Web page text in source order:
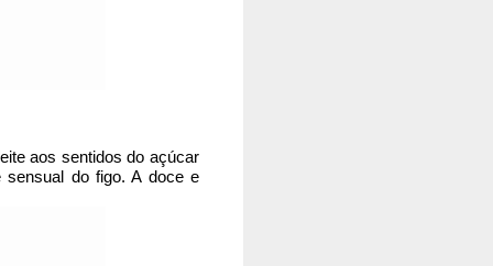
aos sentidos do açúcar
sensual do figo. A doce e